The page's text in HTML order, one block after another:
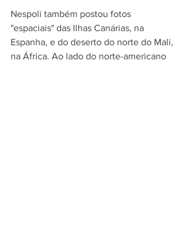
Nespoli também postou fotos
"espaciais" das Ilhas Canárias, na
Espanha, e do deserto do norte do Mali,
na África. Ao lado do norte-americano